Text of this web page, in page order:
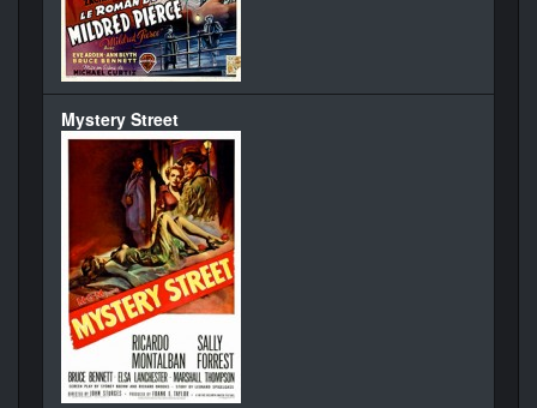
Mystery Street